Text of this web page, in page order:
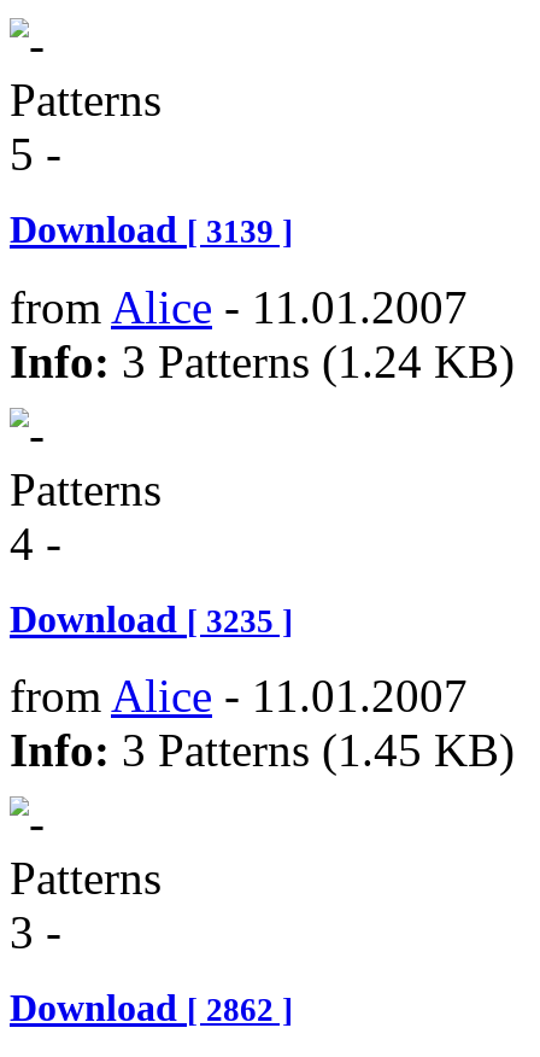
Download [ 3139 ]
from Alice - 11.01.2007
Info: 3 Patterns (1.24 KB)
Download [ 3235 ]
from Alice - 11.01.2007
Info: 3 Patterns (1.45 KB)
Download [ 2862 ]